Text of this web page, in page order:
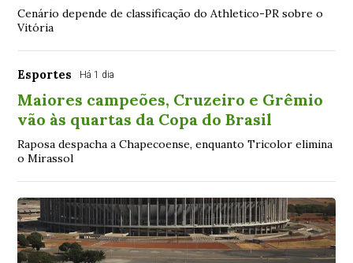
Cenário depende de classificação do Athletico-PR sobre o
Vitória
Esportes Há 1 dia
Maiores campeões, Cruzeiro e Grêmio
vão às quartas da Copa do Brasil
Raposa despacha a Chapecoense, enquanto Tricolor elimina
o Mirassol